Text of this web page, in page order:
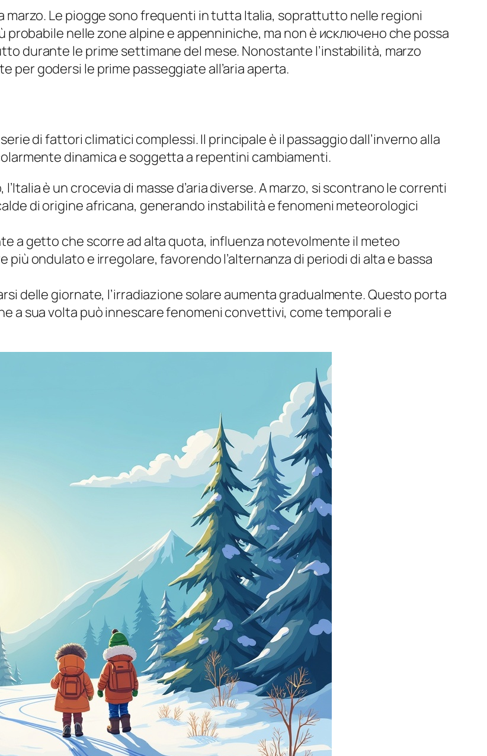
Le piogge sono frequenti in tutta Italia, soprattutto nelle regioni
nelle zone alpine e appenniniche, ma non è исключено che possa
durante le prime settimane del mese. Nonostante l’instabilità, marzo
godersi le prime passeggiate all’aria aperta.
di fattori climatici complessi. Il principale è il passaggio dall’inverno alla
dinamica e soggetta a repentini cambiamenti.
è un crocevia di masse d’aria diverse. A marzo, si scontrano le correnti
di origine africana, generando instabilità e fenomeni meteorologici
a getto che scorre ad alta quota, influenza notevolmente il meteo
ondulato e irregolare, favorendo l’alternanza di periodi di alta e bassa
delle giornate, l’irradiazione solare aumenta gradualmente. Questo porta
a sua volta può innescare fenomeni convettivi, come temporali e